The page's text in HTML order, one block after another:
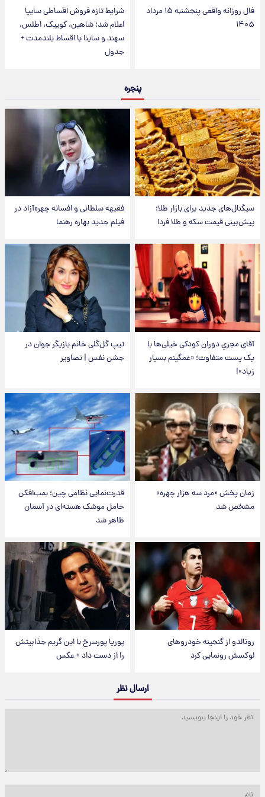
فال روزانه واقعی پنجشنبه ۱۵ مرداد
۱۴۰۵
شرایط تازه فروش اقساطی سایپا
اعلام شد؛ شاهین، کوییک، اطلس،
سهند و ساینا با اقساط بلندمدت +
جدول
پنجره
سیگنال‌های جدید برای بازار طلا؛
پیش‌بینی قیمت سکه و طلا فردا
فقیهه سلطانی و افسانه چهره‌آزاد در
فیلم جدید بهاره رهنما
آقای مجریِ دوران کودکی خیلی‌ها با
یک پست متفاوت؛ «غمگینم بسیار
زیاد»!
تیپ گل‌گلی خانم بازیگر جوان در
جشن نفس | تصاویر
زمان پخش «مرد سه هزار چهره»
مشخص شد
قدرت‌نمایی نظامی چین؛ بمب‌افکن
حامل موشک هسته‌ای در آسمان
ظاهر شد
رونالدو از گنجینه خودروهای
لوکسش رونمایی کرد
پوریا پورسرخ با این گریم جذابیتش
را از دست داد + عکس
ارسال نظر